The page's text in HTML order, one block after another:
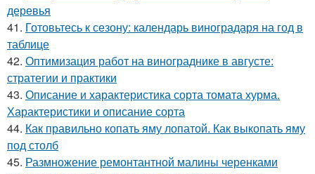
деревья
41. Готовьтесь к сезону: календарь виноградаря на год в
таблице
42. Оптимизация работ на винограднике в августе:
стратегии и практики
43. Описание и характеристика сорта томата хурма.
Характеристики и описание сорта
44. Как правильно копать яму лопатой. Как выкопать яму
под столб
45. Размножение ремонтантной малины черенками